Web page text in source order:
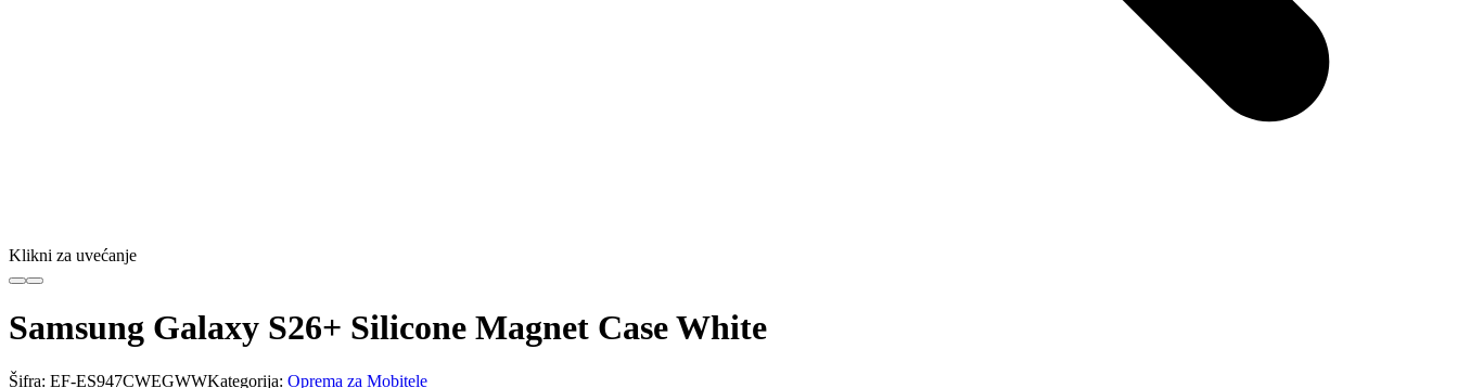
Klikni za uvećanje
Samsung Galaxy S26+ Silicone Magnet Case White
Šifra: EF-ES947CWEGWWKategorija: Oprema za Mobitele